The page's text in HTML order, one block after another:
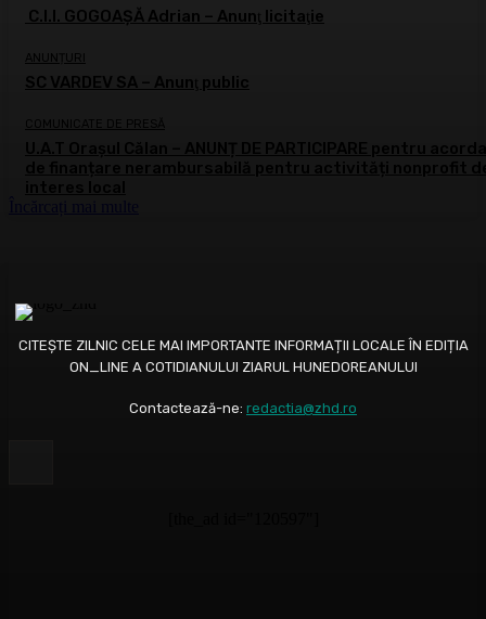
C.I.I. GOGOAŞĂ Adrian – Anunţ licitaţie
ANUNȚURI
SC VARDEV SA – Anunţ public
COMUNICATE DE PRESĂ
CITEȘTE ZILNIC CELE MAI IMPORTANTE INFORMAȚII LOCALE ÎN EDIȚIA
ON_LINE A COTIDIANULUI ZIARUL HUNEDOREANULUI
Contactează-ne: redactia@zhd.ro